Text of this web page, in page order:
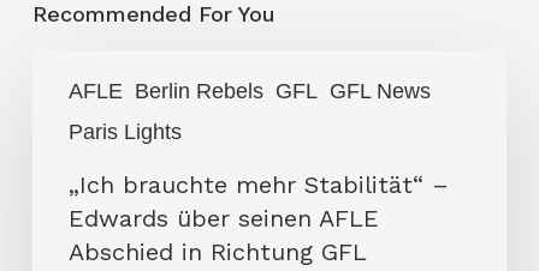
Recommended For You
AFLE Berlin Rebels GFL GFL News
Paris Lights
brauchte
mehr
Stabilität“
Edwards
„Ich brauchte mehr Stabilität“ –
Edwards über seinen AFLE
Abschied in Richtung GFL